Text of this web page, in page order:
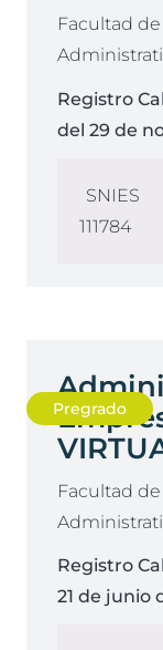
Facultad
Registro
del 29 de
SNIES
111784
Facultad
Registro
21 de junio
Pregrado